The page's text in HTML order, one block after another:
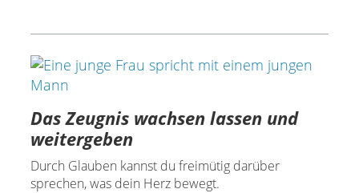
Das Zeugnis wachsen lassen und
weitergeben
Durch Glauben kannst du freimütig darüber
sprechen, was dein Herz bewegt.